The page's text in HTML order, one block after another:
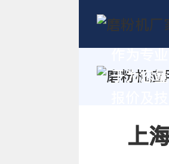
于为您
上